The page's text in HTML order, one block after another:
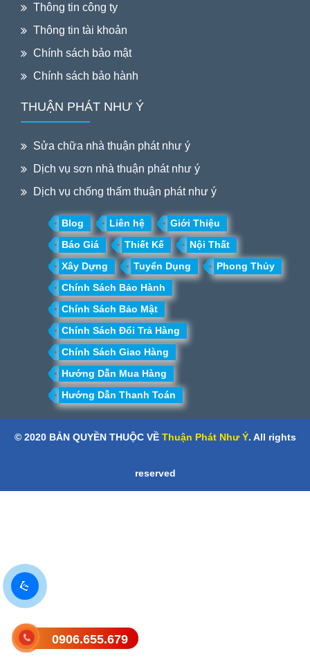
Thông tin công ty
Thông tin tài khoản
Chính sách bảo mật
Chính sách bảo hành
THUẬN PHÁT NHƯ Ý
Sửa chữa nhà thuận phát như ý
Dịch vụ sơn nhà thuận phát như ý
Dịch vụ chống thấm thuận phát như ý
Blog Liên hệ
Giới Thiệu
Báo Giá
Thiết Kế
Nội Thất
Xây Dựng
Tuyển Dụng
Phong Thủy
Chính Sách Bảo Hành
Chính Sách Bảo Mật
Chính Sách Đổi Trả Hàng
Chính Sách Giao Hàng
Hướng Dẫn Mua Hàng
Hướng Dẫn Thanh Toán
0906.655.679
© 2020 BẢN QUYỀN THUỘC VỀ Thuận Phát Như Ý. All rights
reserved